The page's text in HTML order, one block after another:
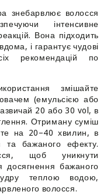
знебарвлює волосся
інтенсивне
Вона підходить
і гарантує чудові
рекомендацій по
змішайте
(емульсією або
20 або 30 vol, в
Отриману суміш
на 20–40 хвилин, в
та бажаного ефекту.
щоб уникнути
досягнення бажаного
теплою водою,
волосся.